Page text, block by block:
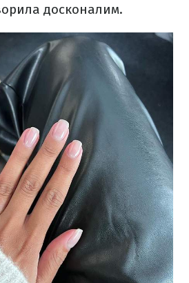
досконалим.